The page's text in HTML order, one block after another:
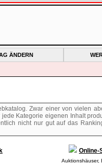
ÄNDERN
Zwar einer von vielen
Kategorie eigenen Inhalt
nicht nur gut auf das
Online-
Auktionshäuser,